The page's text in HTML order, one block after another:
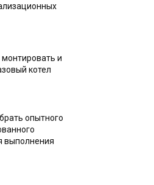
и
котел
опытного
выполнения